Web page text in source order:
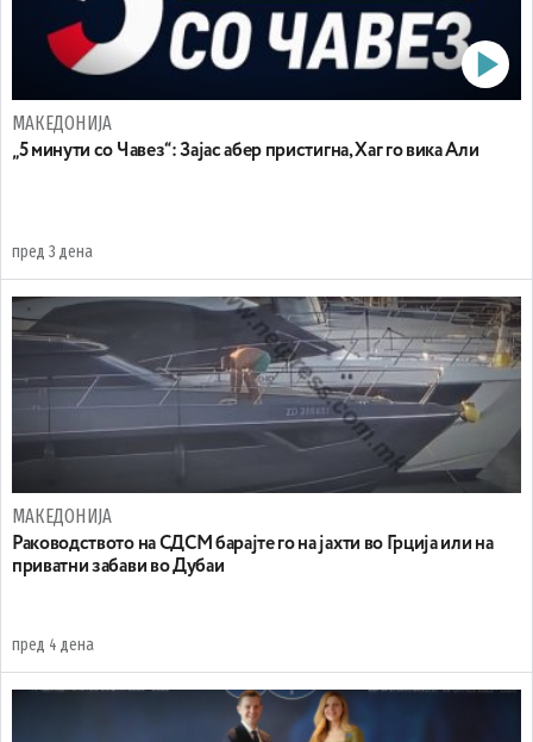
МАКЕДОНИЈА
„5 минути со Чавез“: Зајас абер пристигна, Хаг го вика Али
пред 3 дена
МАКЕДОНИЈА
Раководството на СДСМ барајте го на јахти во Грција или на
приватни забави во Дубаи
пред 4 дена